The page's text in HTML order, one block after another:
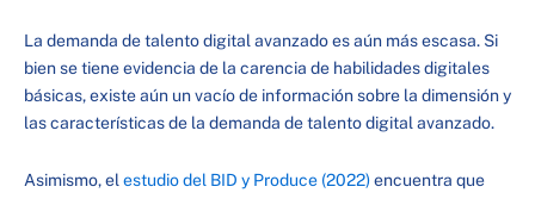
La demanda de talento digital avanzado es aún más escasa. Si
bien se tiene evidencia de la carencia de habilidades digitales
básicas, existe aún un vacío de información sobre la dimensión y
las características de la demanda de talento digital avanzado.
Asimismo, el estudio del BID y Produce (2022)encuentra que